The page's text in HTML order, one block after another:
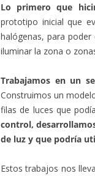
Lo primero que
prototipo inicial que
halógenas, para
iluminar la zona o
Trabajamos en un
Construimos un
filas de luces que
control,
de luz y que podría
Estos trabajos nos